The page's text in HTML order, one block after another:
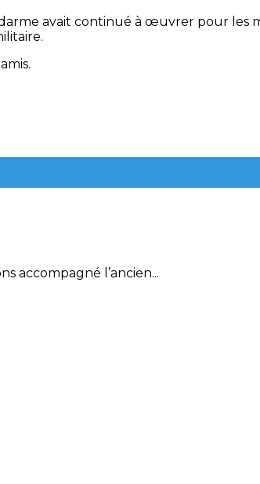
avait continué à œuvrer pour les
accompagné l’ancien...